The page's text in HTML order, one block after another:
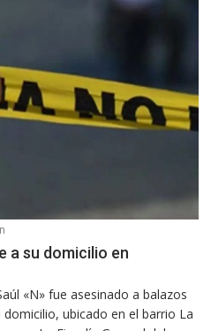
a su domicilio en
«N» fue asesinado a balazos
ubicado en el barrio La